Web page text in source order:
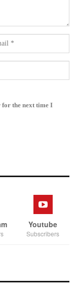
for the next time I
Youtube
Subscribers